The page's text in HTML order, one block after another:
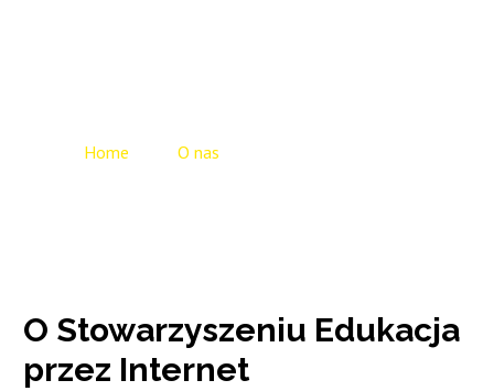
Home O nas
O Stowarzyszeniu Edukacja
przez Internet